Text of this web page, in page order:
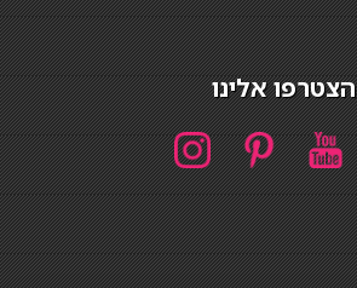
הצטרפו אלינו